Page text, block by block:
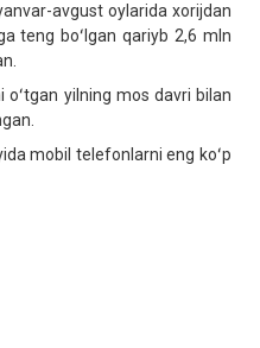
avgust oylarida xorijdan
teng boʻlgan qariyb 2,6 mln
yilning mos davri bilan
mobil telefonlarni eng koʻp